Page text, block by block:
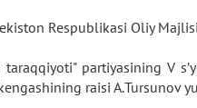
Respublikasi Oliy
taraqqiyoti" partiyasining V
raisi A.Tursunov